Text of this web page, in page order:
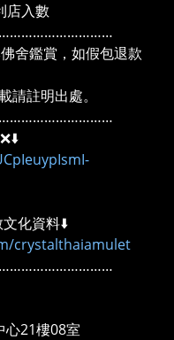
入數
舍鑑賞，如假包退款
請註明出處。
化資料⬇️
crystalthaiamulet
心21樓08室